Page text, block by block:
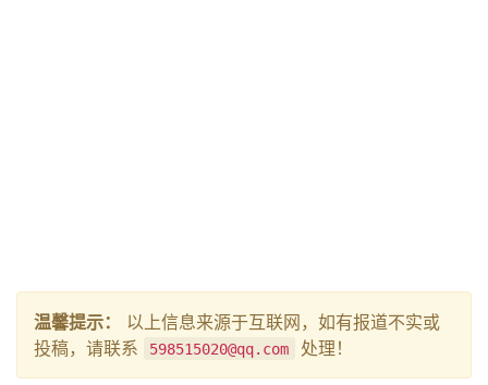
温馨提示：
以上信息来源于互联网，如有报道不实或
投稿，请联系
598515020@qq.com 处理！